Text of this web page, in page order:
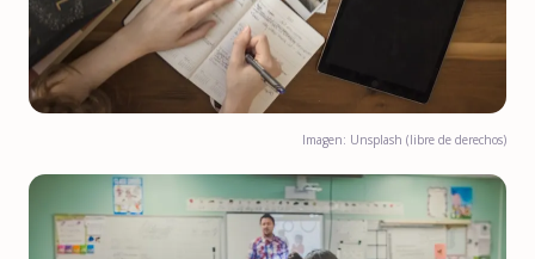
Imagen: Unsplash (libre de derechos)